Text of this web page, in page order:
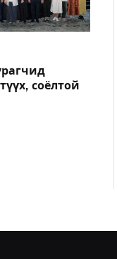
соёлтой